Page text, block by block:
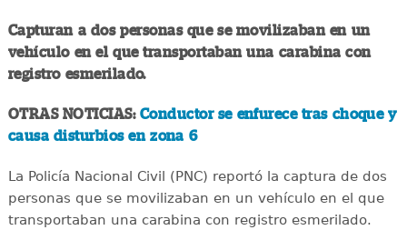
Capturan a dos personas que se movilizaban en un
vehículo en el que transportaban una carabina con
registro esmerilado.
OTRAS NOTICIAS: Conductor se enfurece tras choque y
causa disturbios en zona 6
La Policía Nacional Civil (PNC) reportó la captura de dos
personas que se movilizaban en un vehículo en el que
transportaban una carabina con registro esmerilado.